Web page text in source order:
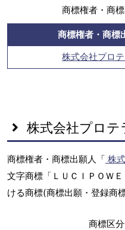
商標権者・商
商標権者・商標
株式会社プロ
株式会社プロテ
商標権者・商標出願人「 株
文字商標「ＬＵＣＩＰＯＷ
ける商標(商標出願・登録商
商標区